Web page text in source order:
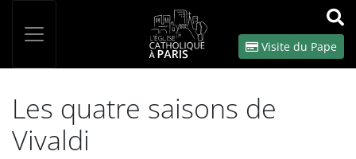
OK
Visite du Pape
Les quatre saisons de
Vivaldi
Panneau de gestion des cookies